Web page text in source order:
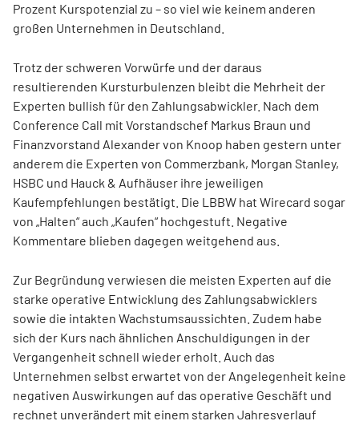
Prozent Kurspotenzial zu – so viel wie keinem anderen
großen Unternehmen in Deutschland.
Trotz der schweren Vorwürfe und der daraus
resultierenden Kursturbulenzen bleibt die Mehrheit der
Experten bullish für den Zahlungsabwickler. Nach dem
Conference Call mit Vorstandschef Markus Braun und
Finanzvorstand Alexander von Knoop haben gestern unter
anderem die Experten von Commerzbank, Morgan Stanley,
HSBC und Hauck & Aufhäuser ihre jeweiligen
Kaufempfehlungen bestätigt. Die LBBW hat Wirecard sogar
von „Halten“ auch „Kaufen“ hochgestuft. Negative
Kommentare blieben dagegen weitgehend aus.
Zur Begründung verwiesen die meisten Experten auf die
starke operative Entwicklung des Zahlungsabwicklers
sowie die intakten Wachstumsaussichten. Zudem habe
sich der Kurs nach ähnlichen Anschuldigungen in der
Vergangenheit schnell wieder erholt. Auch das
Unternehmen selbst erwartet von der Angelegenheit keine
negativen Auswirkungen auf das operative Geschäft und
rechnet unverändert mit einem starken Jahresverlauf